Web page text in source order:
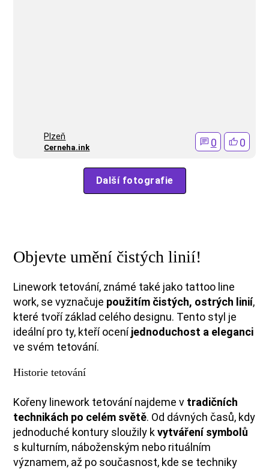
Plzeň
Cerneha.ink 0 0
Další fotografie
Objevte umění čistých linií!
Linework tetování, známé také jako tattoo line
work, se vyznačuje použitím čistých, ostrých linií,
které tvoří základ celého designu. Tento styl je
ideální pro ty, kteří oceníjednoduchost a eleganci
ve svém tetování.
Historie tetování
Kořeny linework tetování najdeme v tradičních
technikách po celém světě. Od dávných časů, kdy
jednoduché kontury sloužily kvytváření symbolů
s kulturním, náboženským nebo rituálním
významem, až po současnost, kde se techniky